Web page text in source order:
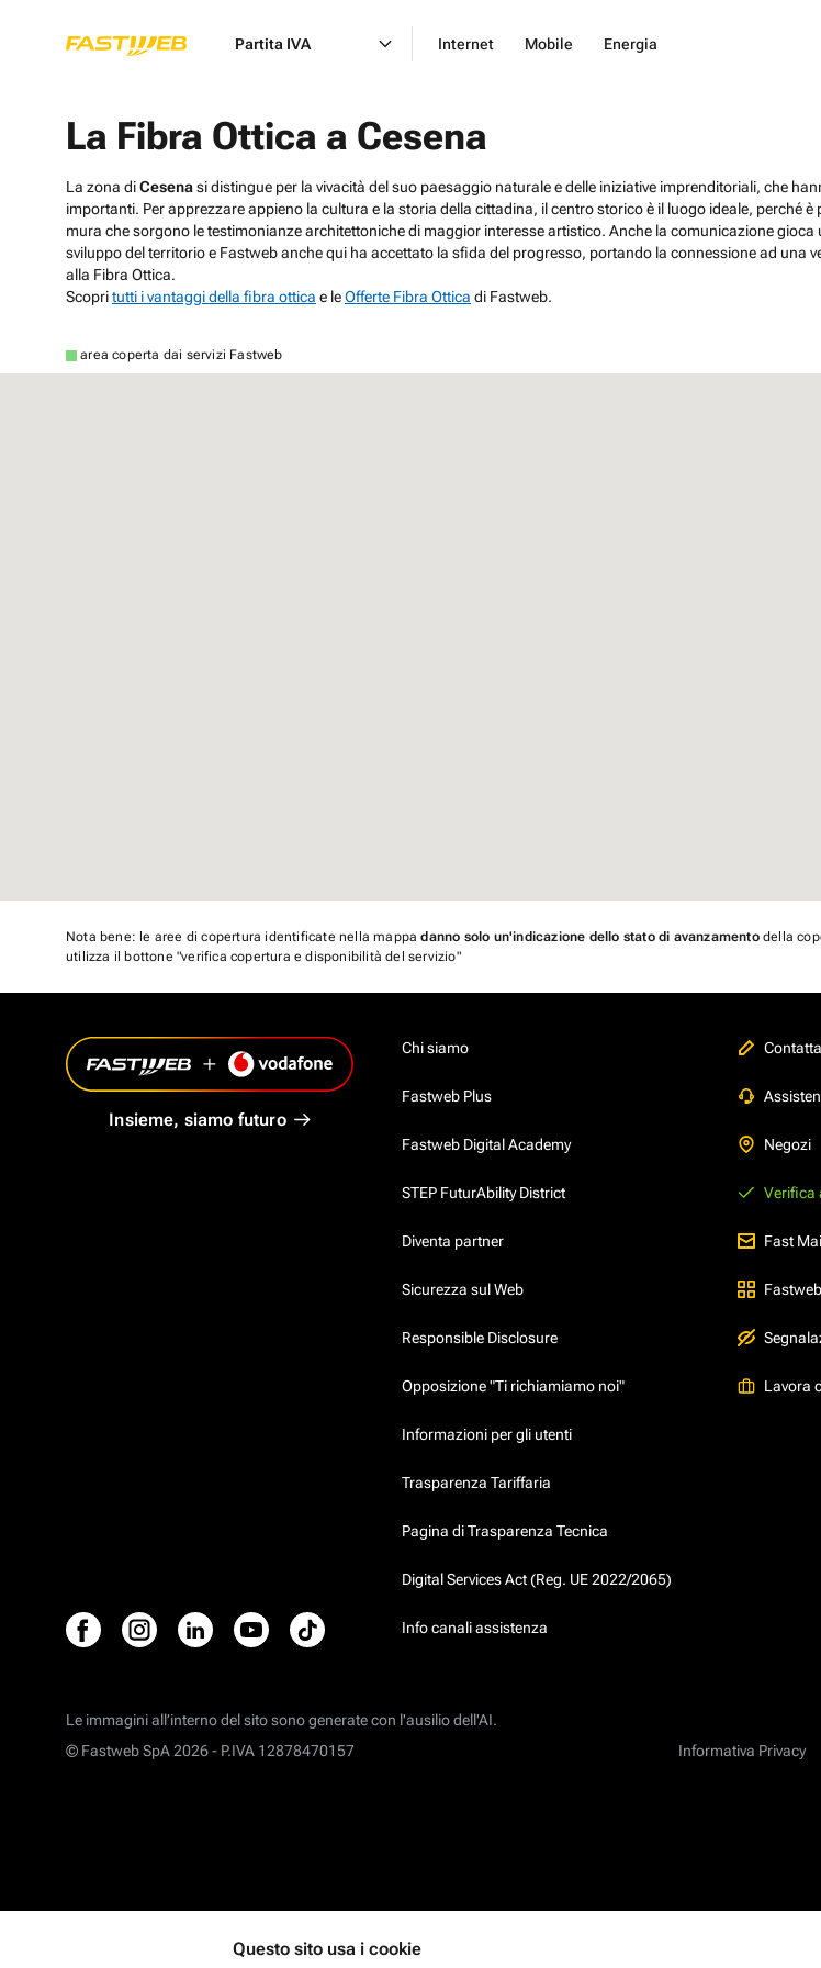
Partita IVA Internet Mobile Energia
La Fibra Ottica a Cesena
La zona diCesenasi distingue per la vivacità del suo paesaggio naturale e delle iniziative imprenditoriali, che
importanti. Per apprezzare appieno la cultura e la storia della cittadina, il centro storico è il luogo ideale, perché
mura che sorgono le testimonianze architettoniche di maggior interesse artistico. Anche la comunicazione
sviluppo del territorio e Fastweb anche qui ha accettato la sfida del progresso, portando la connessione ad una
alla Fibra Ottica.
Scopritutti i vantaggi della fibra ottica e leOfferte Fibra Ottica di Fastweb.
area coperta dai servizi Fastweb
Nota bene: le aree di copertura identificate nella mappadanno solo un'indicazione dello stato di avanzamentodella
utilizza il bottone "verifica copertura e disponibilità del servizio"
Insieme, siamo futuro
Chi siamo
Fastweb Plus
Fastweb Digital Academy
STEP FuturAbility District
Diventa partner
Sicurezza sul Web
Responsible Disclosure
Opposizione "Ti richiamiamo noi"
Informazioni per gli utenti
Trasparenza Tariffaria
Pagina di Trasparenza Tecnica
Digital Services Act (Reg. UE 2022/2065)
Info canali assistenza
Negozi
Verifica
Fast
Lavora
Le immagini all’interno del sito sono generate con l'ausilio dell'AI.
Informativa Privacy
© Fastweb SpA 2026 - P.IVA 12878470157